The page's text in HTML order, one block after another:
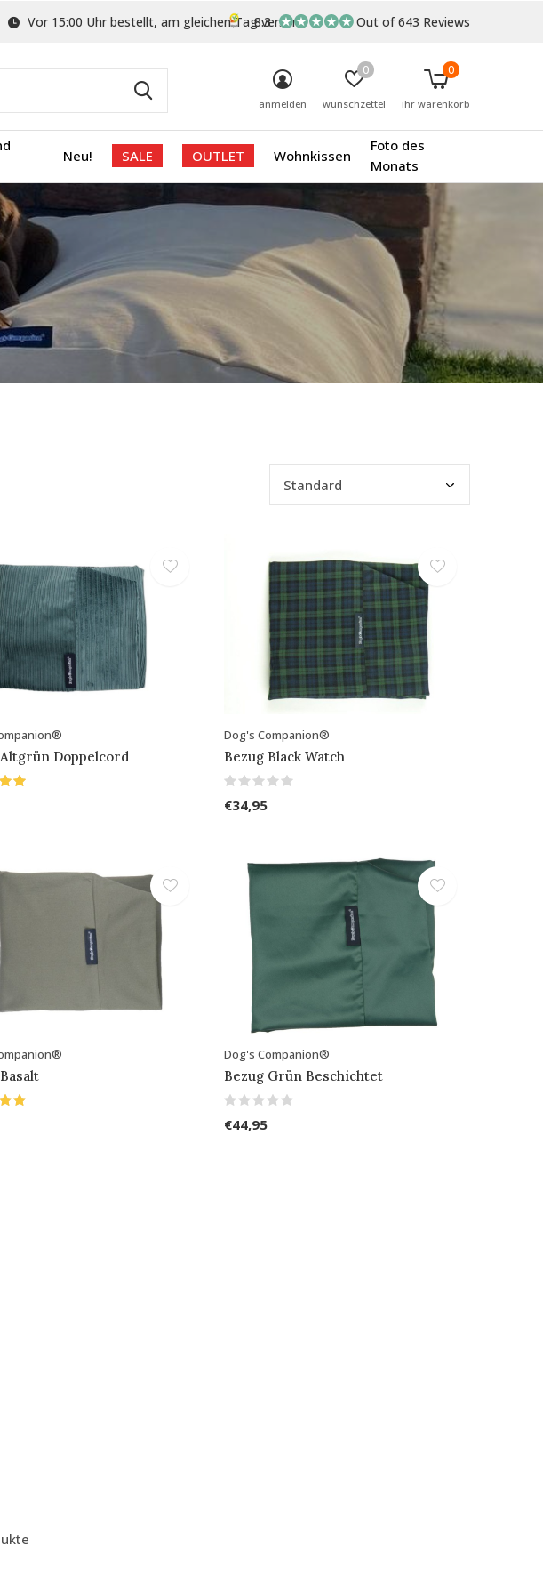
Neu! SALE OUTLET Wohnkissen
Foto des
Monats
anmelden wunschzettel
0
ihr warenkorb
0
Vor 15:00 Uhr bestellt, am gleichen Tag versand
8.3 Out of 643 Reviews
Doppelcord
Dog's Companion®
Bezug Black Watch
€34,95
Dog's Companion®
Bezug Grün Beschichtet
€44,95